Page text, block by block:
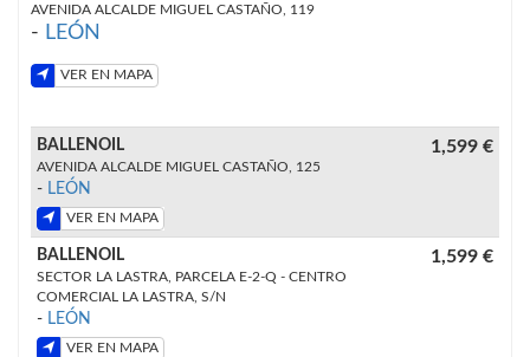
AVENIDA ALCALDE MIGUEL CASTAÑO, 119
- LEÓN
VER EN MAPA
BALLENOIL
AVENIDA ALCALDE MIGUEL CASTAÑO, 125
- LEÓN
VER EN MAPA
1,599 €
BALLENOIL
SECTOR LA LASTRA, PARCELA E-2-Q - CENTRO
COMERCIAL LA LASTRA, S/N
- LEÓN
VER EN MAPA
1,599 €